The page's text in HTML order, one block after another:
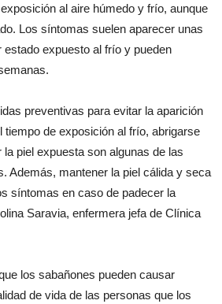
al aire húmedo y frío, aunque
Los síntomas suelen aparecer unas
estado expuesto al frío y pueden
preventivas para evitar la aparición
tiempo de exposición al frío, abrigarse
piel expuesta son algunas de las
Además, mantener la piel cálida y seca
síntomas en caso de padecer la
Saravia, enfermera jefa de Clínica
los sabañones pueden causar
de vida de las personas que los